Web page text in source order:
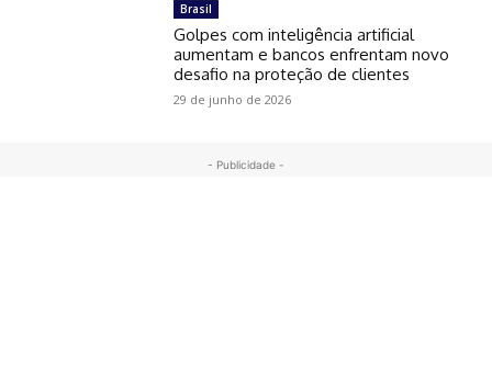
Brasil
Golpes com inteligência artificial
aumentam e bancos enfrentam novo
desafio na proteção de clientes
29 de junho de 2026
- Publicidade -